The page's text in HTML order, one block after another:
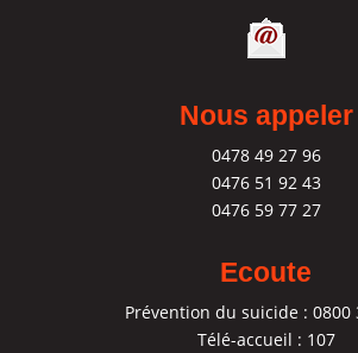
Nous appeler
0478 49 27 96
0476 51 92 43
0476 59 77 27
Ecoute
Prévention du suicide : 0800
Télé-accueil : 107